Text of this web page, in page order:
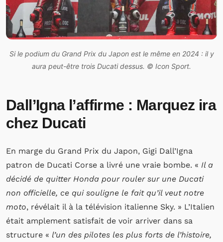
Si le podium du Grand Prix du Japon est le même en 2024 : il y
aura peut-être trois Ducati dessus. © Icon Sport.
Dall’Igna l’affirme : Marquez ira
chez Ducati
En marge du Grand Prix du Japon, Gigi Dall’Igna
patron de Ducati Corse a livré une vraie bombe. « Il a
décidé de quitter Honda pour rouler sur une Ducati
non officielle, ce qui souligne le fait qu’il veut notre
moto, révélait il à la télévision italienne Sky. » L’Italien
était amplement satisfait de voir arriver dans sa
structure « l’un des pilotes les plus forts de l’histoire,